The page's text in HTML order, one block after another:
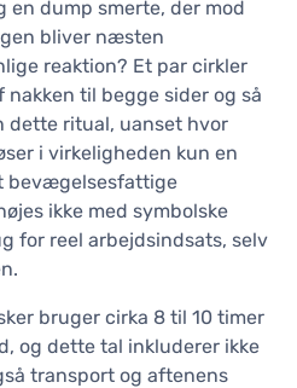
dump smerte, der mod
bliver næsten
reaktion? Et par cirkler
til begge sider og så
dette ritual, uanset hvor
i virkeligheden kun en
bevægelsesfattige
ikke med symbolske
for reel arbejdsindsats, selv
bruger cirka 8 til 10 timer
og dette tal inkluderer ikke
transport og aftenens